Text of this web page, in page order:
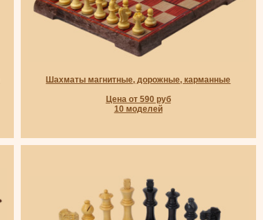
Шахматы магнитные, дорожные, карманные
Цена от 590 руб
10 моделей